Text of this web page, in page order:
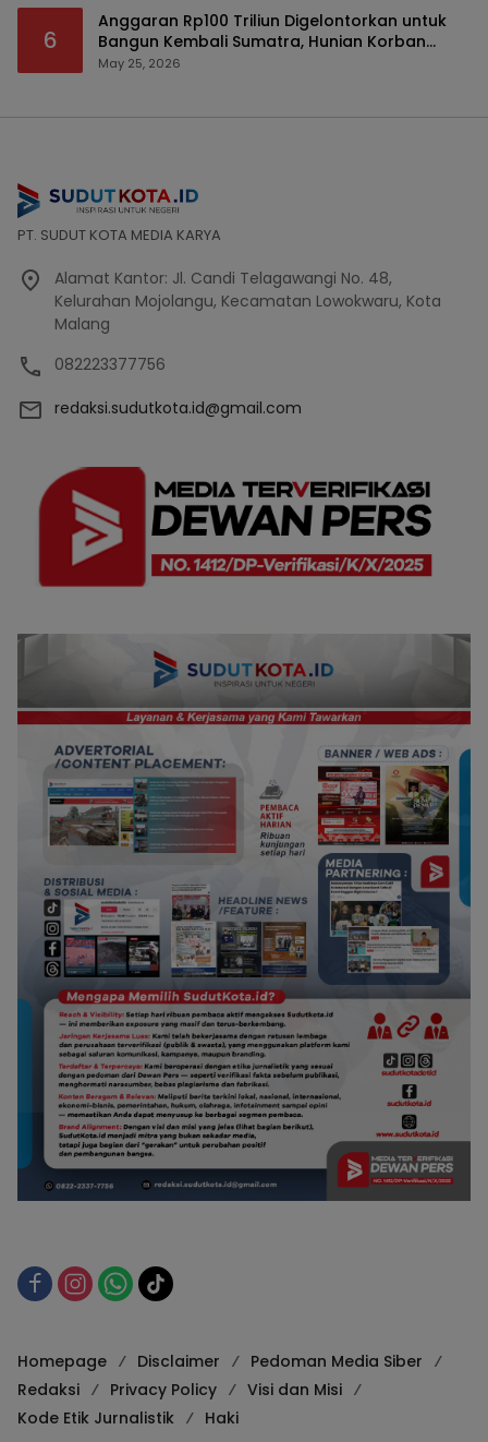
6
Anggaran Rp100 Triliun Digelontorkan untuk
Bangun Kembali Sumatra, Hunian Korban
Bencana Bakal Difokuskan
May 25, 2026
PT. SUDUT KOTA MEDIA KARYA
Alamat Kantor: Jl. Candi Telagawangi No. 48,
Kelurahan Mojolangu, Kecamatan Lowokwaru, Kota
Malang
082223377756
redaksi.sudutkota.id@gmail.com
Homepage Disclaimer
Pedoman Media Siber
Redaksi
Privacy Policy
Visi dan Misi
Kode Etik Jurnalistik
Haki